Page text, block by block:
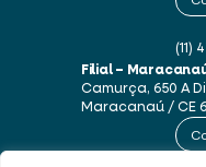
(11)
Filial –
Camurça, 650 A
Maracanaú / CE